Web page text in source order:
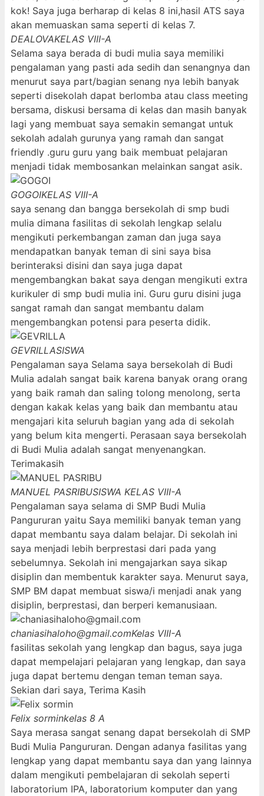
kok! Saya juga berharap di kelas 8 ini,hasil ATS saya
akan memuaskan sama seperti di kelas 7.
DEALOVAKELAS VIII-A
Selama saya berada di budi mulia saya memiliki
pengalaman yang pasti ada sedih dan senangnya dan
menurut saya part/bagian senang nya lebih banyak
seperti disekolah dapat berlomba atau class meeting
bersama, diskusi bersama di kelas dan masih banyak
lagi yang membuat saya semakin semangat untuk
sekolah adalah gurunya yang ramah dan sangat
friendly .guru guru yang baik membuat pelajaran
menjadi tidak membosankan melainkan sangat asik.
GOGOIKELAS VIII-A
saya senang dan bangga bersekolah di smp budi
mulia dimana fasilitas di sekolah lengkap selalu
mengikuti perkembangan zaman dan juga saya
mendapatkan banyak teman di sini saya bisa
berinteraksi disini dan saya juga dapat
mengembangkan bakat saya dengan mengikuti extra
kurikuler di smp budi mulia ini. Guru guru disini juga
sangat ramah dan sangat membantu dalam
mengembangkan potensi para peserta didik.
GEVRILLASISWA
Pengalaman saya Selama saya bersekolah di Budi
Mulia adalah sangat baik karena banyak orang orang
yang baik ramah dan saling tolong menolong, serta
dengan kakak kelas yang baik dan membantu atau
mengajari kita seluruh bagian yang ada di sekolah
yang belum kita mengerti. Perasaan saya bersekolah
di Budi Mulia adalah sangat menyenangkan.
Terimakasih
MANUEL PASRIBUSISWA KELAS VIII-A
Pengalaman saya selama di SMP Budi Mulia
Pangururan yaitu Saya memiliki banyak teman yang
dapat membantu saya dalam belajar. Di sekolah ini
saya menjadi lebih berprestasi dari pada yang
sebelumnya. Sekolah ini mengajarkan saya sikap
disiplin dan membentuk karakter saya. Menurut saya,
SMP BM dapat membuat siswa/i menjadi anak yang
disiplin, berprestasi, dan berperi kemanusiaan.
chaniasihaloho@gmail.comKelas VIII-A
fasilitas sekolah yang lengkap dan bagus, saya juga
dapat mempelajari pelajaran yang lengkap, dan saya
juga dapat bertemu dengan teman teman saya.
Sekian dari saya, Terima Kasih
Felix sorminkelas 8 A
Saya merasa sangat senang dapat bersekolah di SMP
Budi Mulia Pangururan. Dengan adanya fasilitas yang
lengkap yang dapat membantu saya dan yang lainnya
dalam mengikuti pembelajaran di sekolah seperti
laboratorium IPA, laboratorium komputer dan yang